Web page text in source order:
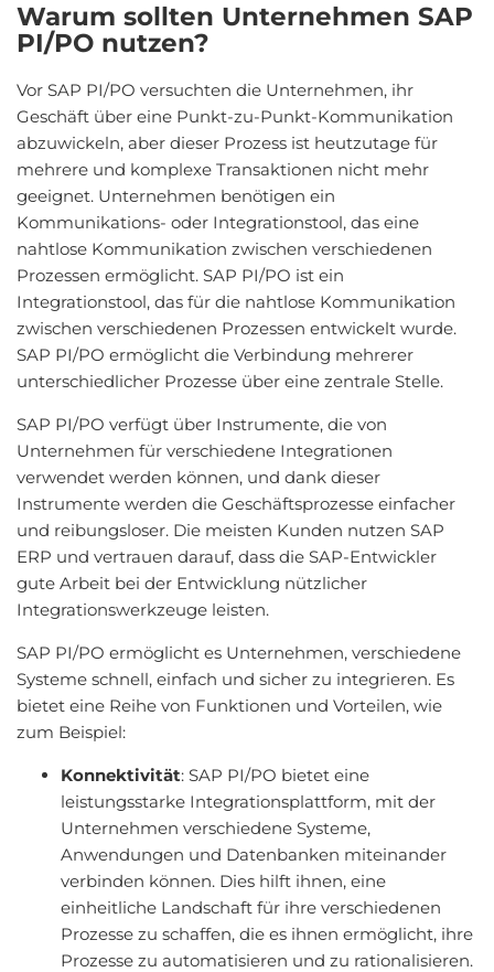
Warum sollten Unternehmen SAP
PI/PO nutzen?
Vor SAP PI/PO versuchten die Unternehmen, ihr
Geschäft über eine Punkt-zu-Punkt-Kommunikation
abzuwickeln, aber dieser Prozess ist heutzutage für
mehrere und komplexe Transaktionen nicht mehr
geeignet. Unternehmen benötigen ein
Kommunikations- oder Integrationstool, das eine
nahtlose Kommunikation zwischen verschiedenen
Prozessen ermöglicht. SAP PI/PO ist ein
Integrationstool, das für die nahtlose Kommunikation
zwischen verschiedenen Prozessen entwickelt wurde.
SAP PI/PO ermöglicht die Verbindung mehrerer
unterschiedlicher Prozesse über eine zentrale Stelle.
SAP PI/PO verfügt über Instrumente, die von
Unternehmen für verschiedene Integrationen
verwendet werden können, und dank dieser
Instrumente werden die Geschäftsprozesse einfacher
und reibungsloser. Die meisten Kunden nutzen SAP
ERP und vertrauen darauf, dass die SAP-Entwickler
gute Arbeit bei der Entwicklung nützlicher
Integrationswerkzeuge leisten.
SAP PI/PO ermöglicht es Unternehmen, verschiedene
Systeme schnell, einfach und sicher zu integrieren. Es
bietet eine Reihe von Funktionen und Vorteilen, wie
zum Beispiel:
Konnektivität: SAP PI/PO bietet eine
leistungsstarke Integrationsplattform, mit der
Unternehmen verschiedene Systeme,
Anwendungen und Datenbanken miteinander
verbinden können. Dies hilft ihnen, eine
einheitliche Landschaft für ihre verschiedenen
Prozesse zu schaffen, die es ihnen ermöglicht, ihre
Prozesse zu automatisieren und zu rationalisieren.